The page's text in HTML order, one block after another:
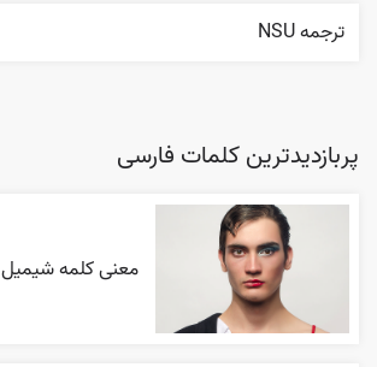
ترجمه NSU
پربازدیدترین کلمات فارسی
معنی کلمه شیمیل